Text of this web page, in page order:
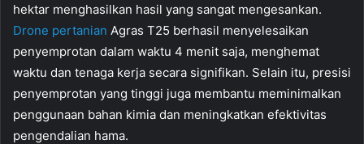
hektar menghasilkan hasil yang sangat mengesankan.
Drone pertanian Agras T25 berhasil menyelesaikan
penyemprotan dalam waktu 4 menit saja, menghemat
waktu dan tenaga kerja secara signifikan. Selain itu, presisi
penyemprotan yang tinggi juga membantu meminimalkan
penggunaan bahan kimia dan meningkatkan efektivitas
pengendalian hama.